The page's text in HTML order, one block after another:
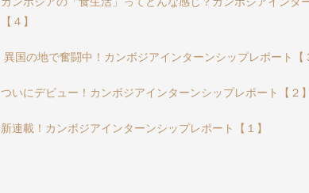
【４】
異国の地で奮闘中！カンボジアインターンシップレポート【
ついにデビュー！カンボジアインターンシップレポート【２】
新連載！カンボジアインターンシップレポート【１】